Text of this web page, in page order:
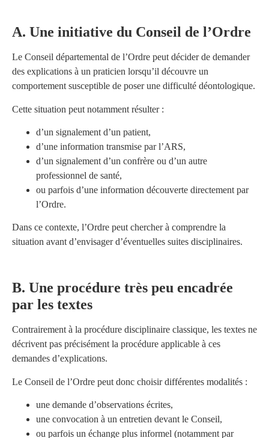
A. Une initiative du Conseil de l’Ordre
Le Conseil départemental de l’Ordre peut décider de demander
des explications à un praticien lorsqu’il découvre un
comportement susceptible de poser une difficulté déontologique.
Cette situation peut notamment résulter :
d’un signalement d’un patient,
d’une information transmise par l’ARS,
d’un signalement d’un confrère ou d’un autre
professionnel de santé,
ou parfois d’une information découverte directement par
l’Ordre.
Dans ce contexte, l’Ordre peut chercher à comprendre la
situation avant d’envisager d’éventuelles suites disciplinaires.
B. Une procédure très peu encadrée
par les textes
Contrairement à la procédure disciplinaire classique, les textes ne
décrivent pas précisément la procédure applicable à ces
demandes d’explications.
Le Conseil de l’Ordre peut donc choisir différentes modalités :
une demande d’observations écrites,
une convocation à un entretien devant le Conseil,
ou parfois un échange plus informel (notamment par